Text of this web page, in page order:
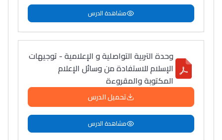
مشاهدة الدرس
وحدة التربية التواصلية و الإعلامية - توجيهات
الإسلام للاستفادة من وسائل الإعلام
المكتوبة والمقروءة
تحميل الدرس
مشاهدة الدرس